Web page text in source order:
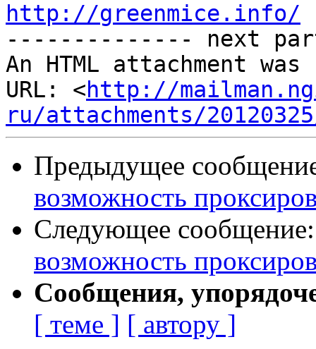
http://greenmice.info/
-------------- next
An HTML attachment
URL: <http://
ru/attachments/
Предыдущее
возможность
Следующее
возможность
Сообщения,
[ теме ] [ автору ]